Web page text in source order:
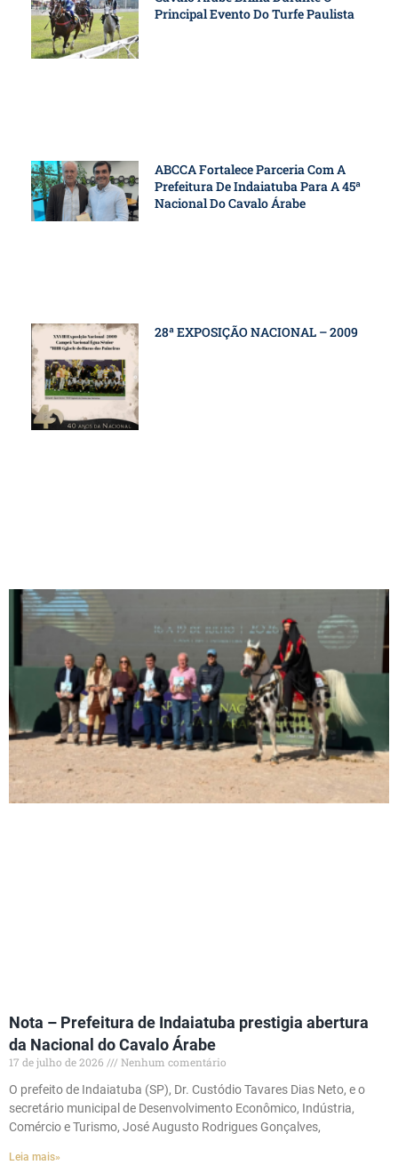
Principal Evento Do Turfe Paulista
ABCCA Fortalece Parceria Com A
Prefeitura De Indaiatuba Para A 45ª
Nacional Do Cavalo Árabe
28ª EXPOSIÇÃO NACIONAL – 2009
Nota – Prefeitura de Indaiatuba prestigia abertura
da Nacional do Cavalo Árabe
17 de julho de 2026
Nenhum comentário
O prefeito de Indaiatuba (SP), Dr. Custódio Tavares Dias Neto, e o
secretário municipal de Desenvolvimento Econômico, Indústria,
Comércio e Turismo, José Augusto Rodrigues Gonçalves,
Leia mais»